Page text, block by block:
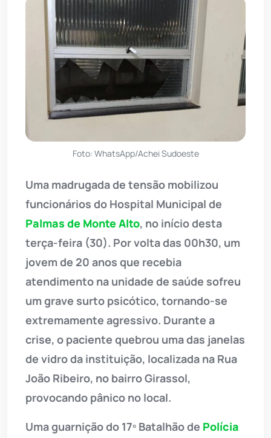
Foto: WhatsApp/Achei Sudoeste
Uma madrugada de tensão mobilizou
funcionários do Hospital Municipal de
Palmas de Monte Alto, no início desta
terça-feira (30). Por volta das 00h30, um
jovem de 20 anos que recebia
atendimento na unidade de saúde sofreu
um grave surto psicótico, tornando-se
extremamente agressivo. Durante a
crise, o paciente quebrou uma das janelas
de vidro da instituição, localizada na Rua
João Ribeiro, no bairro Girassol,
provocando pânico no local.
Uma guarnição do 17º Batalhão de Polícia